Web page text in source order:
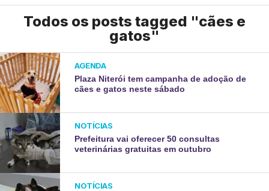
Todos os posts tagged "cães e
gatos"
AGENDA
Plaza Niterói tem campanha de adoção de
cães e gatos neste sábado
NOTÍCIAS
Prefeitura vai oferecer 50 consultas
veterinárias gratuitas em outubro
NOTÍCIAS